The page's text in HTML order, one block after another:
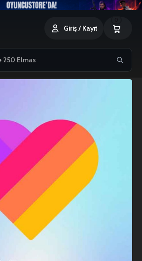
Giriş / Kayıt